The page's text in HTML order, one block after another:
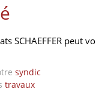
SCHAEFFER peut
syndic
travaux